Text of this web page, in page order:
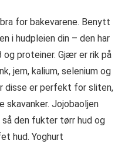
for bakevarene. Benytt
i hudpleien din – den har
og proteiner. Gjær er rik på
jern, kalium, selenium og
disse er perfekt for sliten,
skavanker. Jojobaoljen
så den fukter tørr hud og
hud. Yoghurt